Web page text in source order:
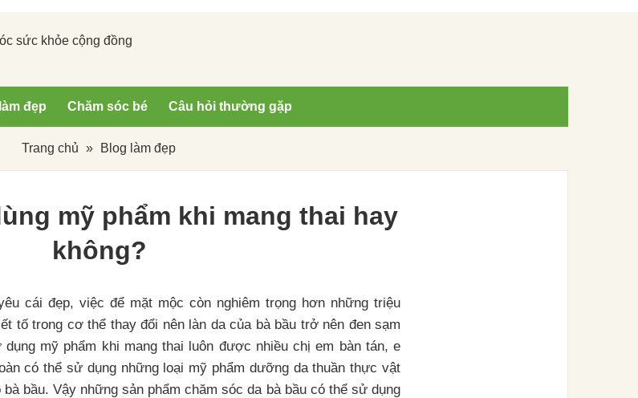
sức khỏe cộng đồng
đẹp Chăm sóc bé Câu hỏi thường gặp
Trang chủ » Blog làm đẹp
mỹ phẩm khi mang thai hay
không?
cái đẹp, việc để mặt mộc còn nghiêm trọng hơn những triệu
tố trong cơ thể thay đổi nên làn da của bà bầu trở nên đen sạm
mỹ phẩm khi mang thai luôn được nhiều chị em bàn tán, e
có thể sử dụng những loại mỹ phẩm dưỡng da thuần thực vật
bầu. Vậy những sản phẩm chăm sóc da bà bầu có thể sử dụng